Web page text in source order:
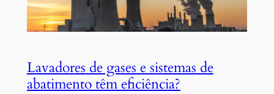
Lavadores de gases e sistemas de
abatimento têm eficiência?